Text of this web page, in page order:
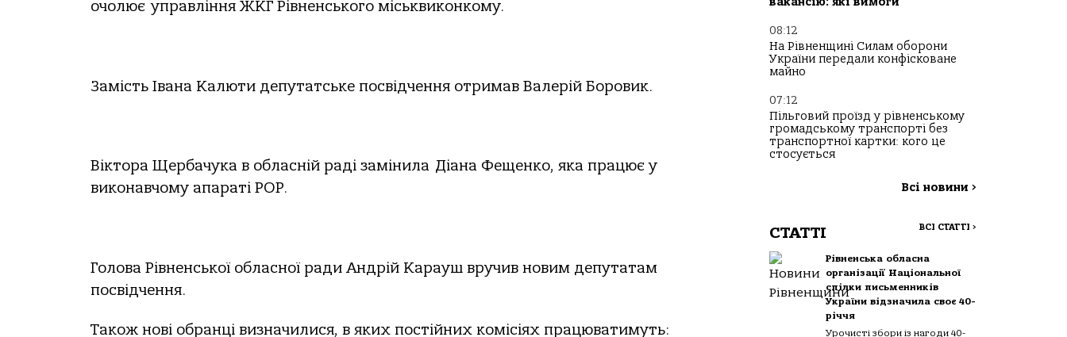
очолює управління ЖКГ Рівненського міськвиконкому.
Замість Івана Калюти депутатське посвідчення отримав Валерій Боровик.
Віктора Щербачука в обласній раді замінила Діана Фещенко, яка працює у
виконавчому апараті РОР.
Голова Рівненської обласної ради Андрій Карауш вручив новим депутатам
посвідчення.
Також нові обранці визначилися, в яких постійних комісіях працюватимуть:
08:12
На Рівненщині Силам оборони
України передали конфісковане
майно
07:12
Пільговий проїзд у рівненському
громадському транспорті без
транспортної картки: кого це
стосується
Всі новини >
СТАТТІ ВСІ СТАТТІ >
Рівненська обласна
організації Національної
спілки письменників
України відзначила своє 40-
річчя
Урочисті збори із нагоди 40-